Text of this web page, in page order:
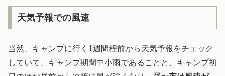
天気予報での風速
当然、キャンプに行く1週間程前から天気予報をチェック
していて、キャンプ期間中小雨であることと、キャンプ初